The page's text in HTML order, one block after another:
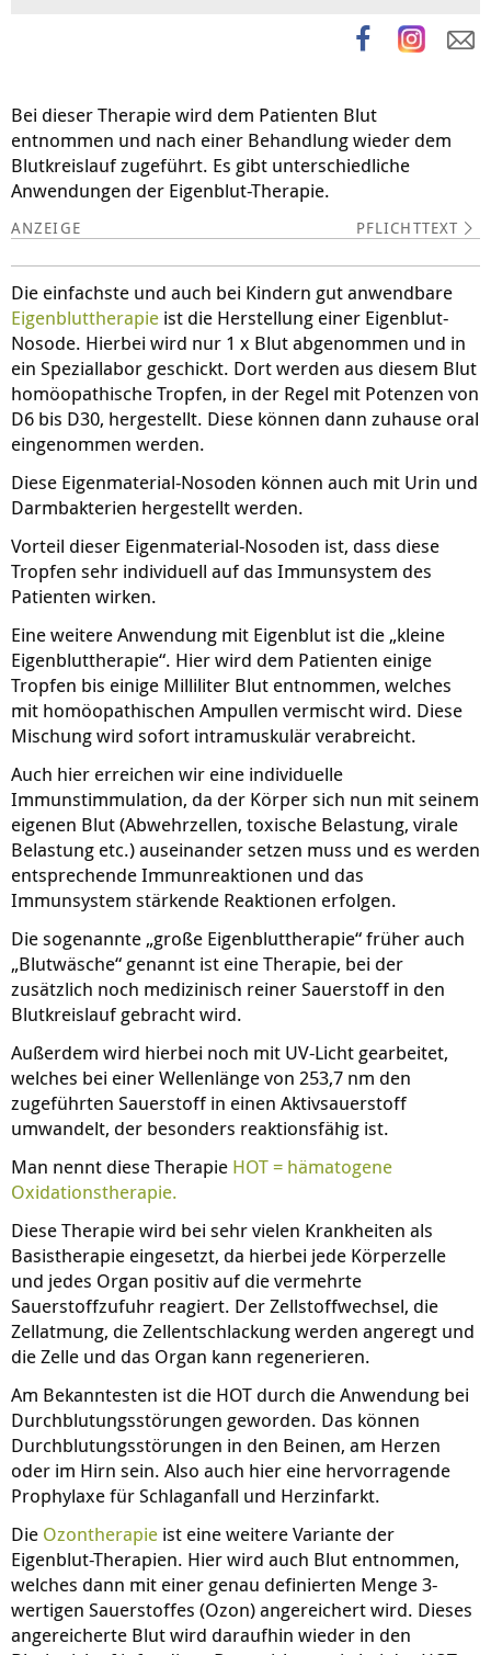
Bei dieser Therapie wird dem Patienten Blut
entnommen und nach einer Behandlung wieder dem
Blutkreislauf zugeführt. Es gibt unterschiedliche
Anwendungen der Eigenblut-Therapie.
PFLICHTTEXT
Die einfachste und auch bei Kindern gut anwendbare
Eigenbluttherapie ist die Herstellung einer Eigenblut-
Nosode. Hierbei wird nur 1 x Blut abgenommen und in
ein Speziallabor geschickt. Dort werden aus diesem Blut
homöopathische Tropfen, in der Regel mit Potenzen von
D6 bis D30, hergestellt. Diese können dann zuhause oral
eingenommen werden.
Diese Eigenmaterial-Nosoden können auch mit Urin und
Darmbakterien hergestellt werden.
Vorteil dieser Eigenmaterial-Nosoden ist, dass diese
Tropfen sehr individuell auf das Immunsystem des
Patienten wirken.
Eine weitere Anwendung mit Eigenblut ist die „kleine
Eigenbluttherapie“. Hier wird dem Patienten einige
Tropfen bis einige Milliliter Blut entnommen, welches
mit homöopathischen Ampullen vermischt wird. Diese
Mischung wird sofort intramuskulär verabreicht.
Auch hier erreichen wir eine individuelle
Immunstimmulation, da der Körper sich nun mit seinem
eigenen Blut (Abwehrzellen, toxische Belastung, virale
Belastung etc.) auseinander setzen muss und es werden
entsprechende Immunreaktionen und das
Immunsystem stärkende Reaktionen erfolgen.
Die sogenannte „große Eigenbluttherapie“ früher auch
„Blutwäsche“ genannt ist eine Therapie, bei der
zusätzlich noch medizinisch reiner Sauerstoff in den
Blutkreislauf gebracht wird.
Außerdem wird hierbei noch mit UV-Licht gearbeitet,
welches bei einer Wellenlänge von 253,7 nm den
zugeführten Sauerstoff in einen Aktivsauerstoff
umwandelt, der besonders reaktionsfähig ist.
Man nennt diese Therapie HOT = hämatogene
Oxidationstherapie.
Diese Therapie wird bei sehr vielen Krankheiten als
Basistherapie eingesetzt, da hierbei jede Körperzelle
und jedes Organ positiv auf die vermehrte
Sauerstoffzufuhr reagiert. Der Zellstoffwechsel, die
Zellatmung, die Zellentschlackung werden angeregt und
die Zelle und das Organ kann regenerieren.
Am Bekanntesten ist die HOT durch die Anwendung bei
Durchblutungsstörungen geworden. Das können
Durchblutungsstörungen in den Beinen, am Herzen
oder im Hirn sein. Also auch hier eine hervorragende
Prophylaxe für Schlaganfall und Herzinfarkt.
Die Ozontherapie ist eine weitere Variante der
Eigenblut-Therapien. Hier wird auch Blut entnommen,
welches dann mit einer genau definierten Menge 3-
wertigen Sauerstoffes (Ozon) angereichert wird. Dieses
angereicherte Blut wird daraufhin wieder in den